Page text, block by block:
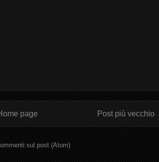
Post più vecchio
page
sul post (Atom)